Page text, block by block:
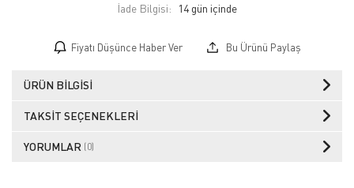
İade Bilgisi:
Fiyatı Düşünce Haber Ver Bu Ürünü Paylaş
ÜRÜN BILGISI
TAKSIT SEÇENEKLERI
YORUMLAR (0)